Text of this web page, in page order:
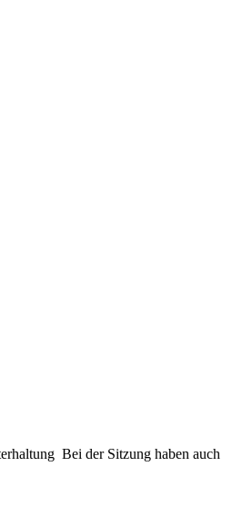
Bei der Sitzung haben auch